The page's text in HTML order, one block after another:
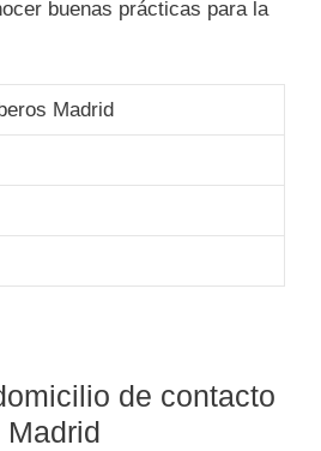
buenas prácticas para la
Madrid
de contacto
Madrid